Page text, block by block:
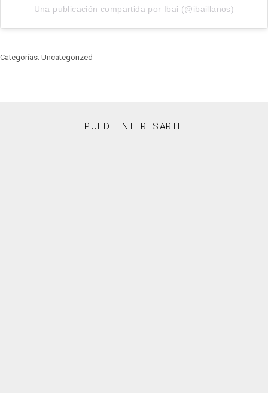
Una publicación compartida por Ibai (@ibaillanos)
Categorías: Uncategorized
PUEDE INTERESARTE